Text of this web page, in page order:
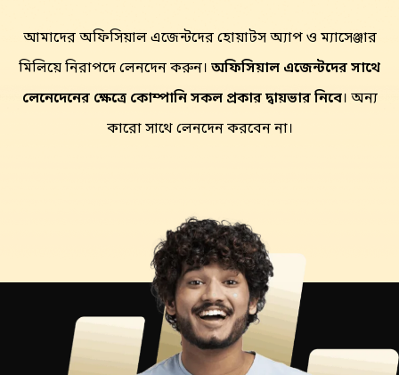
আমাদের অফিসিয়াল এজেন্টদের হোয়াটস অ্যাপ ও ম্যাসেঞ্জার
মিলিয়ে নিরাপদে লেনদেন করুন। অফিসিয়াল এজেন্টদের সাথে
লেনেদেনের ক্ষেত্রে কোম্পানি সকল প্রকার দ্বায়ভার নিবে। অন্য
কারো সাথে লেনদেন করবেন না।